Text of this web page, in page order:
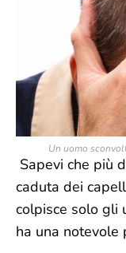
Un uomo
Sapevi che più
caduta dei
colpisce solo gli
ha una notevole